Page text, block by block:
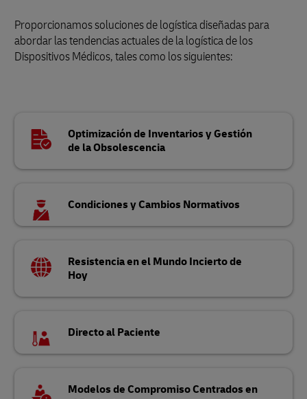
Proporcionamos soluciones de logística diseñadas para
abordar las tendencias actuales de la logística de los
Dispositivos Médicos, tales como los siguientes:
Optimización de Inventarios y Gestión
de la Obsolescencia
Condiciones y Cambios Normativos
Resistencia en el Mundo Incierto de
Hoy
Directo al Paciente
Modelos de Compromiso Centrados en